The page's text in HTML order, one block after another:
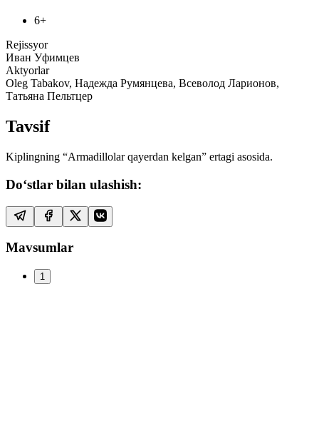
6+
Rejissyor
Иван Уфимцев
Aktyorlar
Oleg Tabakov, Надежда Румянцева, Всеволод Ларионов,
Татьяна Пельтцер
Tavsif
Kiplingning “Armadillolar qayerdan kelgan” ertagi asosida.
Do‘stlar bilan ulashish:
Mavsumlar
1